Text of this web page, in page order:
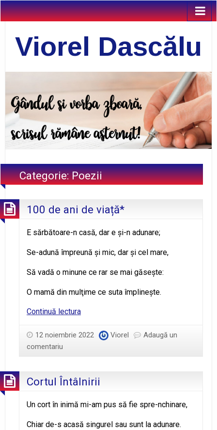
Viorel Dascălu
Categorie:Poezii
100 de ani de viață*
E sărbătoare-n casă, dar e şi-n adunare;
Se-adună împreună şi mic, dar şi cel mare,
Să vadă o minune ce rar se mai găseşte:
O mamă din mulţime ce suta împlineşte.
Continuă lectura100
ani
12 noiembrie 2022 Viorel
Adaugă un
comentariu
Cortul Întâlnirii
Un cort în inimă mi-am pus să fie spre-nchinare,
Chiar de-s acasă singurel sau sunt la adunare.